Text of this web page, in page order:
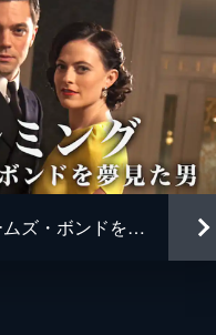
フレミング ジェームズ・ボンドを夢見た男